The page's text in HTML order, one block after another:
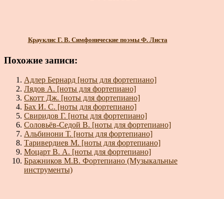
Крауклис Г. В. Симфонические поэмы Ф. Листа
Похожие записи:
Адлер Бернард [ноты для фортепиано]
Лядов А. [ноты для фортепиано]
Скотт Дж. [ноты для фортепиано]
Бах И. С. [ноты для фортепиано]
Свиридов Г. [ноты для фортепиано]
Соловьёв-Седой В. [ноты для фортепиано]
Альбинони Т. [ноты для фортепиано]
Таривердиев М. [ноты для фортепиано]
Моцарт В. А. [ноты для фортепиано]
Бражников М.В. Фортепиано (Музыкальные
инструменты)